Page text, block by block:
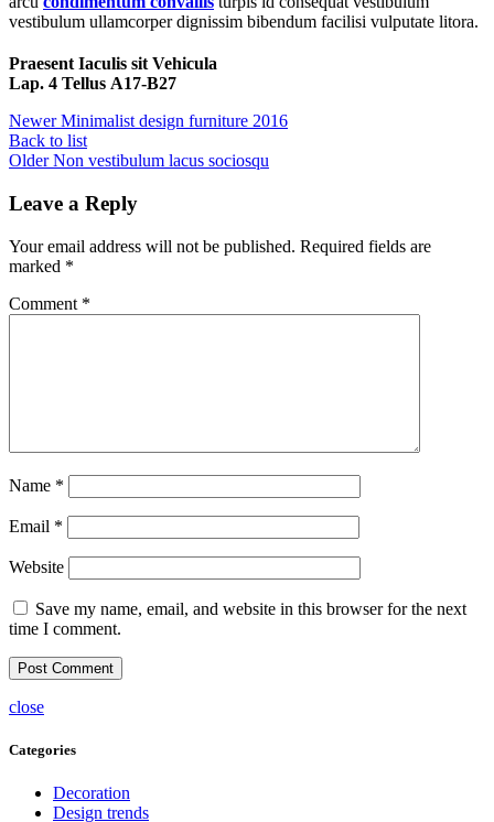
vestibulum ullamcorper dignissim bibendum facilisi vulputate litora.
Praesent Iaculis sit Vehicula
Lap. 4 Tellus A17-B27
Newer Minimalist design furniture 2016
Back to list
Older Non vestibulum lacus sociosqu
Leave a Reply
Your email address will not be published. Required fields are
marked *
Comment *
Name *
Email *
Website
Save my name, email, and website in this browser for the next
time I comment.
close
Categories
Decoration
Design trends